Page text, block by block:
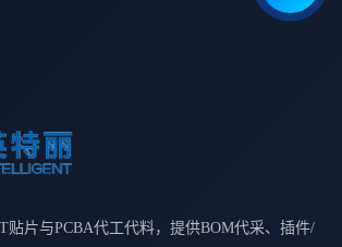
贴片与PCBA代工代料，提供BOM代采、插件/